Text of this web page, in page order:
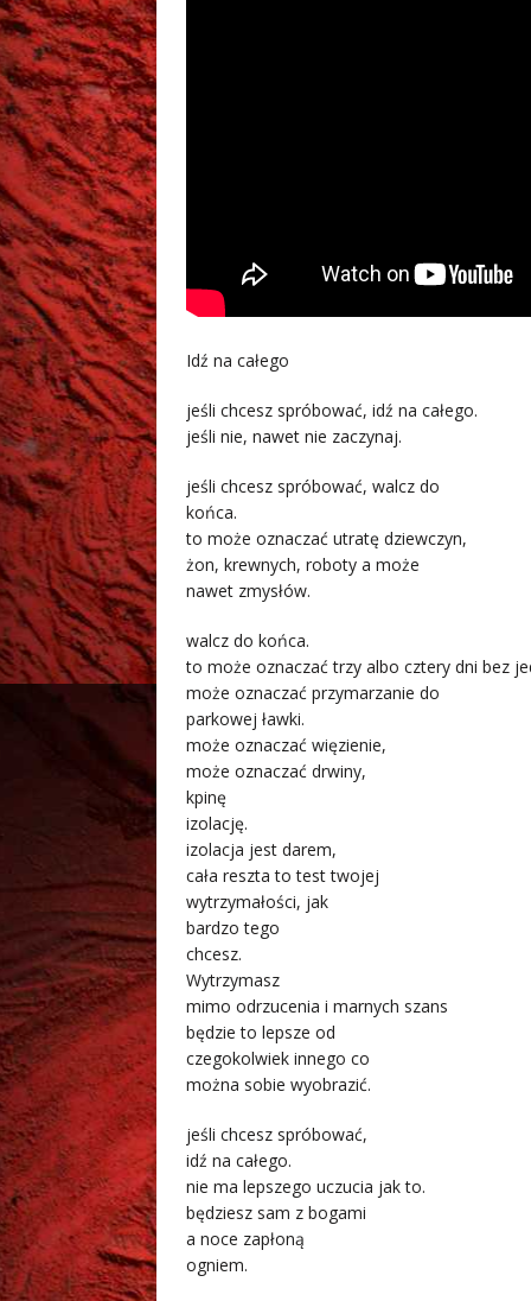
Idź na całego
jeśli chcesz spróbować, idź na całego.
jeśli nie, nawet nie zaczynaj.
jeśli chcesz spróbować, walcz do
końca.
to może oznaczać utratę dziewczyn,
żon, krewnych, roboty a może
nawet zmysłów.
walcz do końca.
to może oznaczać trzy albo cztery dni bez
może oznaczać przymarzanie do
parkowej ławki.
może oznaczać więzienie,
może oznaczać drwiny,
kpinę
izolację.
izolacja jest darem,
cała reszta to test twojej
wytrzymałości, jak
bardzo tego
chcesz.
Wytrzymasz
mimo odrzucenia i marnych szans
będzie to lepsze od
czegokolwiek innego co
można sobie wyobrazić.
jeśli chcesz spróbować,
idź na całego.
nie ma lepszego uczucia jak to.
będziesz sam z bogami
a noce zapłoną
ogniem.